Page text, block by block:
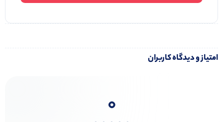
امتیاز و دیدگاه کاربران
0